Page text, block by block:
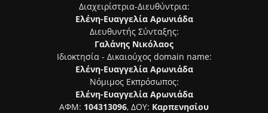
Διαχειρίστρια-Διευθύντρια:
Ελένη-Ευαγγελία Αρωνιάδα
Διευθυντής Σύνταξης:
Γαλάνης Νικόλαος
Ιδιοκτησία - Δικαιούχος domain name:
Ελένη-Ευαγγελία Αρωνιάδα
Νόμιμος Εκπρόσωπος:
Ελένη-Ευαγγελία Αρωνιάδα
ΑΦΜ: 104313096, ΔΟΥ: Καρπενησίου